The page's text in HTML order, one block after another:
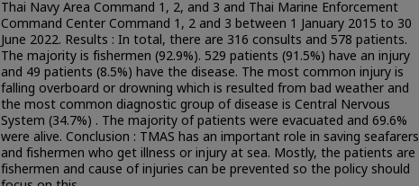
Thai Navy Area Command 1, 2, and 3 and Thai Marine Enforcement
Command Center Command 1, 2 and 3 between 1 January 2015 to 30
June 2022. Results : In total, there are 316 consults and 578 patients.
The majority is fishermen (92.9%). 529 patients (91.5%) have an injury
and 49 patients (8.5%) have the disease. The most common injury is
falling overboard or drowning which is resulted from bad weather and
the most common diagnostic group of disease is Central Nervous
System (34.7%) . The majority of patients were evacuated and 69.6%
were alive. Conclusion : TMAS has an important role in saving seafarers
and fishermen who get illness or injury at sea. Mostly, the patients are
fishermen and cause of injuries can be prevented so the policy should